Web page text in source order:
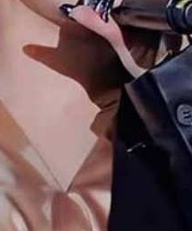
]
어"
·당황'
'
혐의
감